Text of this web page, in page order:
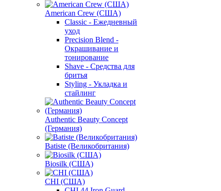
American Crew (США)
Classic - Ежедневный
уход
Precision Blend -
Окрашивание и
тонирование
Shave - Средства для
бритья
Styling - Укладка и
стайлинг
Authentic Beauty Concept
(Германия)
Batiste (Великобритания)
Biosilk (США)
CHI (США)